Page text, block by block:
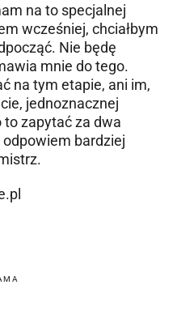
na to specjalnej
wcześniej, chciałbym
Nie będę
mnie do tego.
na tym etapie, ani im,
jednoznacznej
zapytać za dwa
bardziej